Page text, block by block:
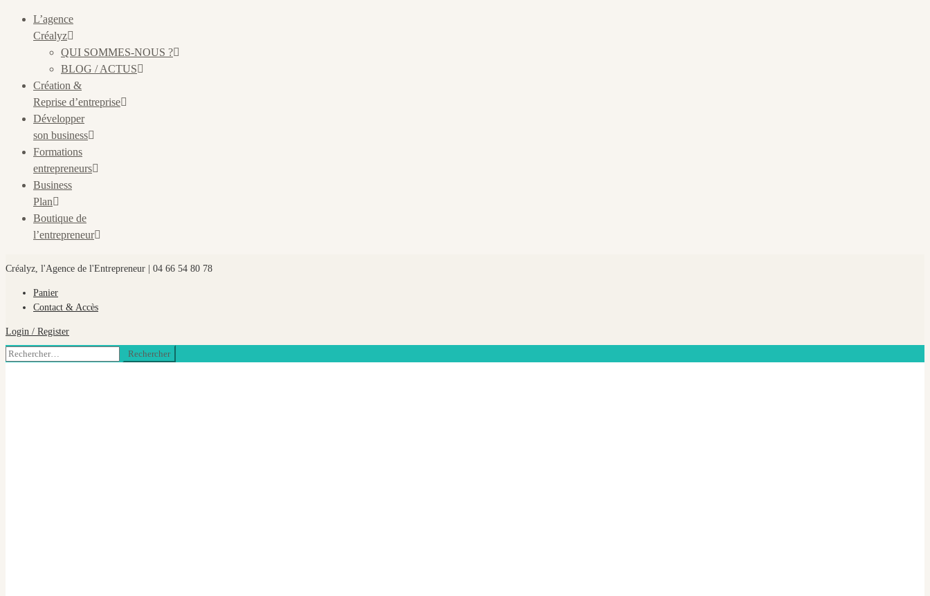
L’agence
Créalyz
QUI SOMMES-NOUS ?
BLOG / ACTUS
Création &
Reprise d’entreprise
Développer
son business
Formations
entrepreneurs
Business
Plan
Boutique de
l’entrepreneur
Créalyz, l'Agence de l'Entrepreneur | 04 66 54 80 78
Panier
Contact & Accès
Login / Register
Rechercher :